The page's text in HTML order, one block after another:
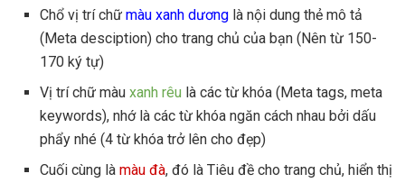
Chổ vị trí chữmàu xanh dương là nội dung thẻ mô tả
(Meta desciption) cho trang chủ của bạn (Nên từ 150-
170 ký tự)
Vị trí chữ màuxanh rêu là các từ khóa (Meta tags, meta
keywords), nhớ là các từ khóa ngăn cách nhau bởi dấu
phẩy nhé (4 từ khóa trở lên cho đẹp)
Cuối cùng làmàu đà, đó là Tiêu đề cho trang chủ, hiển thị